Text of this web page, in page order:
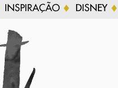
INSPIRAÇÃO DISNEY